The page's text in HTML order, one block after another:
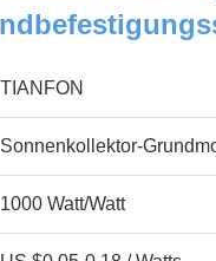
TIANFON
Sonnenkollektor-
1000 Watt/Watt